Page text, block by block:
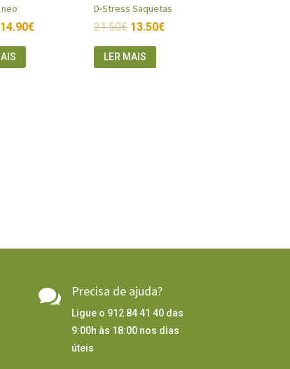
neo
14.90€
D-Stress Saquetas
21.50€ 13.50€
LER MAIS
 Precisa de ajuda?
Ligue o 912 84 41 40 das
9:00h às 18:00 nos dias
úteis